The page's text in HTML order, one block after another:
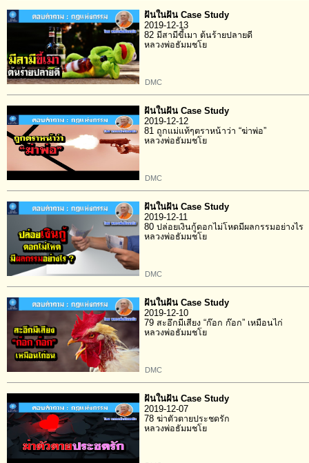
ฝันในฝัน Case Study
2019-12-13
82 มีสามีขี้เมา ต้นร้ายปลายดี
หลวงพ่อธัมมชโย
DMC
ฝันในฝัน Case Study
2019-12-12
81 ถูกแม่แท้ๆตราหน้าว่า “ฆ่าพ่อ”
หลวงพ่อธัมมชโย
DMC
ฝันในฝัน Case Study
2019-12-11
80 ปล่อยเงินกู้ดอกไม่โหดมีผลกรรมอย่างไร
หลวงพ่อธัมมชโย
DMC
ฝันในฝัน Case Study
2019-12-10
79 สะอึกมีเสียง “ก๊อก ก๊อก” เหมือนไก่
หลวงพ่อธัมมชโย
DMC
ฝันในฝัน Case Study
2019-12-07
78 ฆ่าตัวตายประชดรัก
หลวงพ่อธัมมชโย